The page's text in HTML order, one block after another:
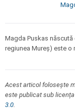
Magda Puskas născută
regiunea Mureș) este
Acest articol folosește
este publicat sub licența
3.0.